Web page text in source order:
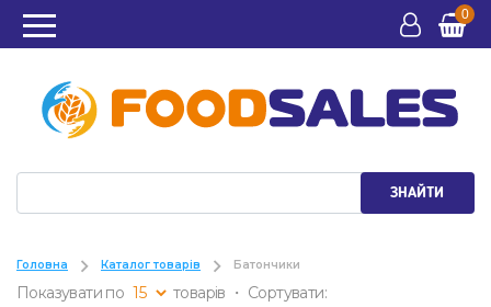
0
ЗНАЙТИ
Головна Каталог товарів Батончики
Показувати по товарів ・ Сортувати: